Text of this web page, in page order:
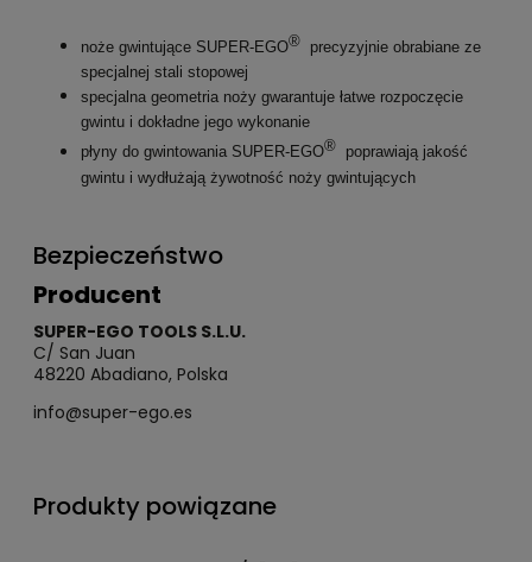
noże gwintujące SUPER-EGO® precyzyjnie obrabiane ze
specjalnej stali stopowej
specjalna geometria noży gwarantuje łatwe rozpoczęcie
gwintu i dokładne jego wykonanie
płyny do gwintowania SUPER-EGO® poprawiają jakość
gwintu i wydłużają żywotność noży gwintujących
Bezpieczeństwo
Producent
SUPER-EGO TOOLS S.L.U.
C/ San Juan
48220 Abadiano, Polska
info@super-ego.es
Produkty powiązane